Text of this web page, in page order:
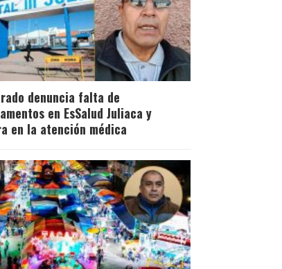
denuncia falta de
en EsSalud Juliaca y
en la atención médica